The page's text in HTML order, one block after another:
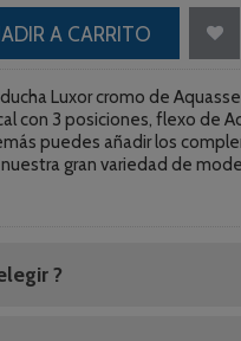
A CARRITO
ducha Luxor cromo de
con 3 posiciones, flexo de
puedes añadir los
gran variedad de
?